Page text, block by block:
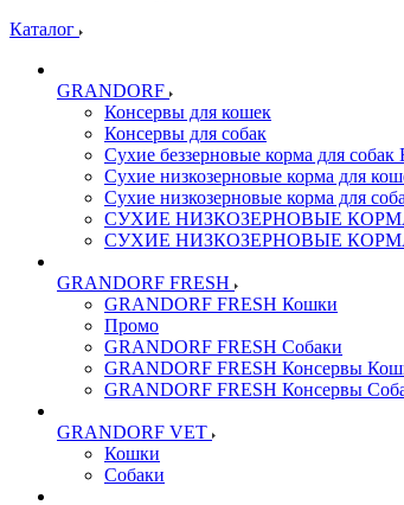
Каталог
GRANDORF
Консервы для кошек
Консервы для собак
Сухие беззерновые корма для собак
Сухие низкозерновые корма для
Сухие низкозерновые корма для
СУХИЕ НИЗКОЗЕРНОВЫЕ
СУХИЕ НИЗКОЗЕРНОВЫЕ
GRANDORF FRESH
GRANDORF FRESH Кошки
Промо
GRANDORF FRESH Собаки
GRANDORF FRESH Консервы
GRANDORF FRESH Консервы
GRANDORF VET
Кошки
Собаки